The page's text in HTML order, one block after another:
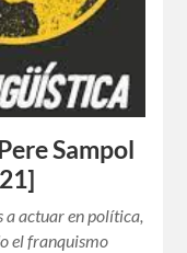
Sampol
a actuar en política,
el franquismo